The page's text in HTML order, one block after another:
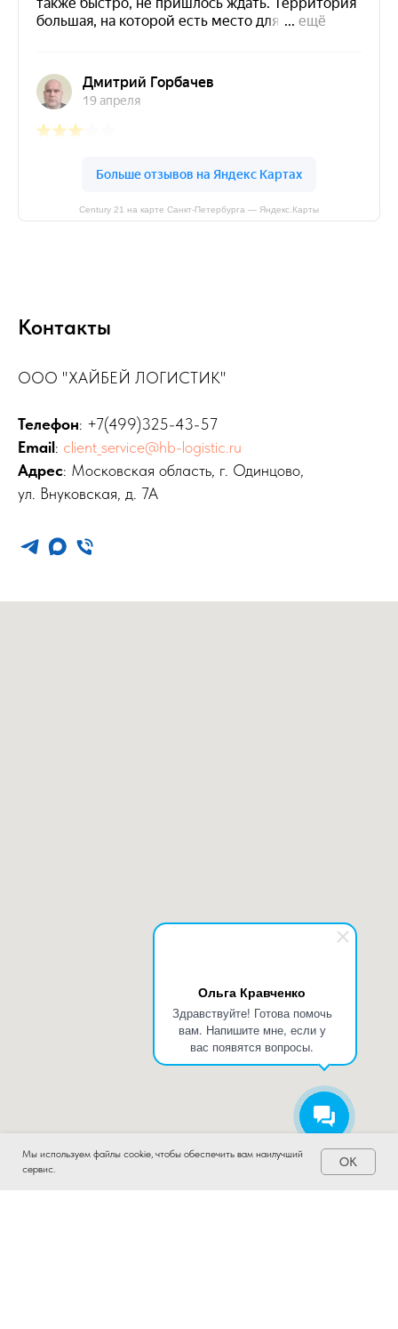
Ольга Кравченко
Здравствуйте! Готова помочь
вам. Напишите мне, если у
вас появятся вопросы.
Мы используем файлы cookie, чтобы обеспечить вам наилучший
сервис.
OK
Century 21 на карте Санкт-Петербурга — Яндекс.Карты
Контакты
ООО "ХАЙБЕЙ ЛОГИСТИК"
Телефон: +7(499)325-43-57
Email: client_service@hb-logistic.ru
Адрес: Московская область, г. Одинцово,
ул. Внуковская, д. 7А